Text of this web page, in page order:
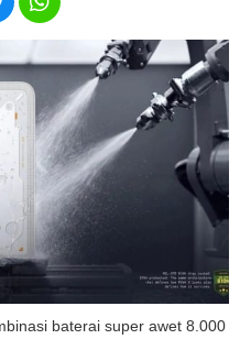
baterai super awet 8.000